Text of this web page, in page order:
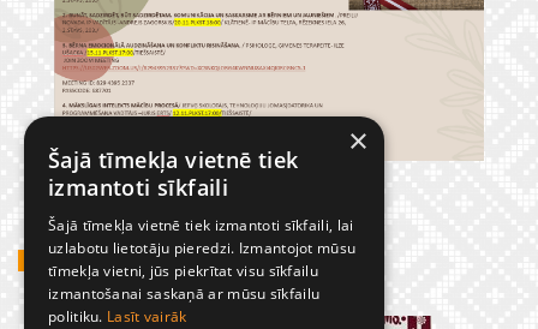
GADĪJUMBILDES
×
Šajā tīmekļa vietnē tiek
izmantoti sīkfaili
Šajā tīmekļa vietnē tiek izmantoti sīkfaili, lai
uzlabotu lietotāju pieredzi. Izmantojot mūsu
tīmekļa vietni, jūs piekrītat visu sīkfailu
izmantošanai saskaņā ar mūsu sīkfailu
politiku. Lasīt vairāk